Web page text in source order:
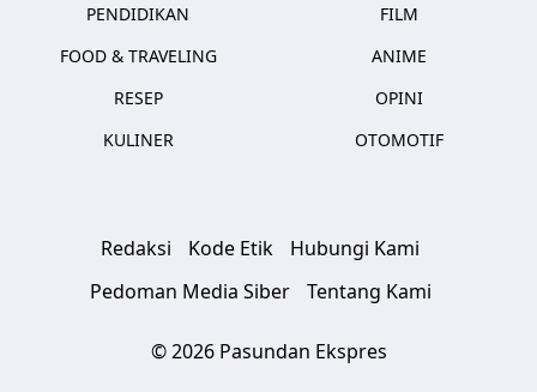
PENDIDIKAN
FOOD & TRAVELING
RESEP
KULINER
FILM
ANIME
OPINI
OTOMOTIF
Redaksi Kode Etik
Hubungi Kami
Pedoman Media Siber
Tentang Kami
© 2026 Pasundan Ekspres